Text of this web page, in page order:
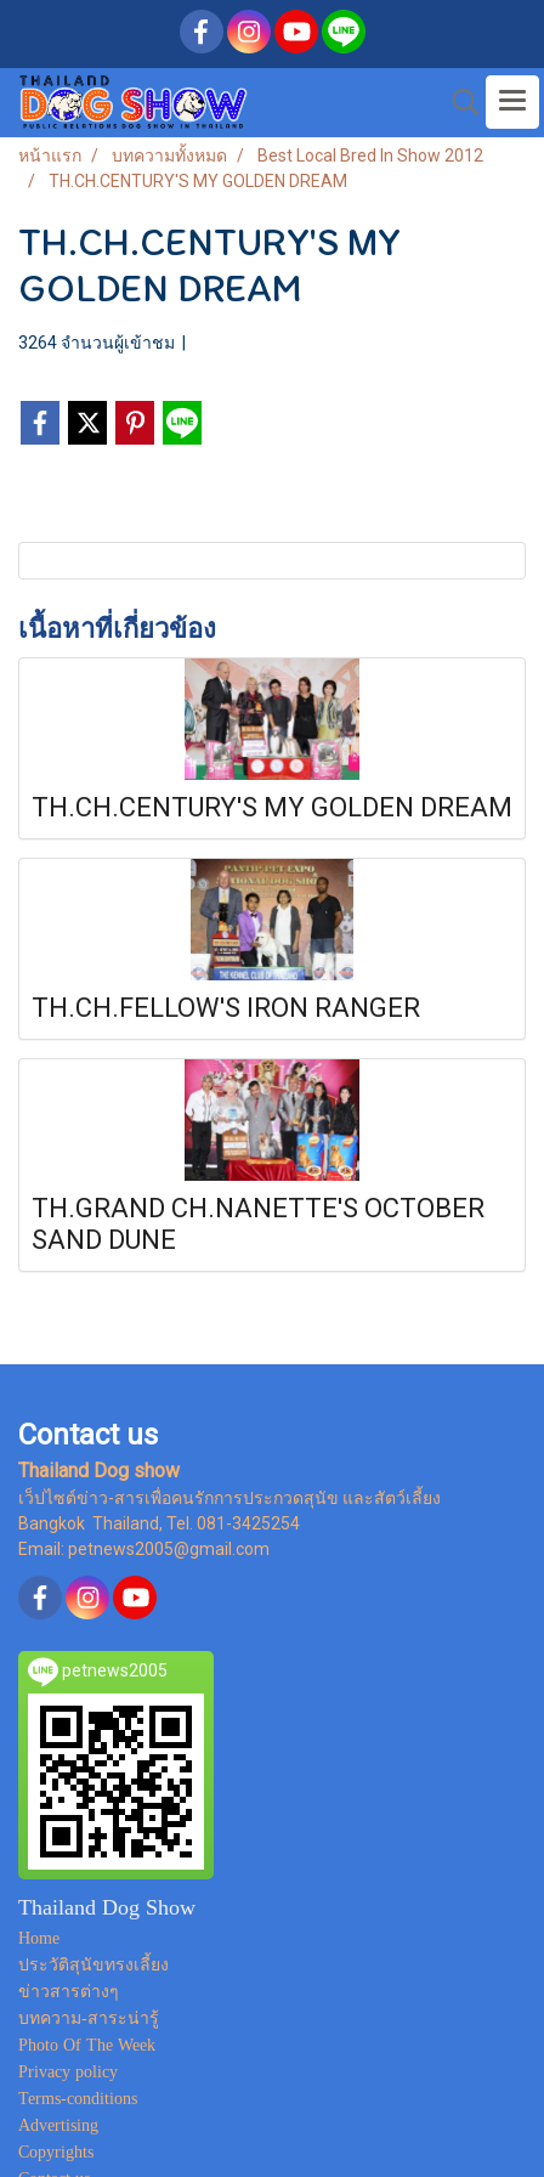
หน้าแรก บทความทั้งหมด
Best Local Bred In Show 2012
TH.CH.CENTURY'S MY GOLDEN DREAM
TH.CH.CENTURY'S MY
GOLDEN DREAM
3264 จำนวนผู้เข้าชม
เนื้อหาที่เกี่ยวข้อง
TH.CH.CENTURY'S MY GOLDEN DREAM
TH.CH.FELLOW'S IRON RANGER
TH.GRAND CH.NANETTE'S OCTOBER
SAND DUNE
Contact us
Thailand Dog show
เว็ปไซต์ข่าว-สารเพื่อคนรักการประกวดสุนัข และสัตว์เลี้ยง
Bangkok Thailand, Tel. 081-3425254
Email: petnews2005@gmail.com
petnews2005
Thailand Dog Show
Home
ประวัติสุนัขทรงเลี้ยง
ข่าวสารต่างๆ
บทความ-สาระน่ารู้
Photo Of The Week
Privacy policy
Terms-conditions
Advertising
Copyrights